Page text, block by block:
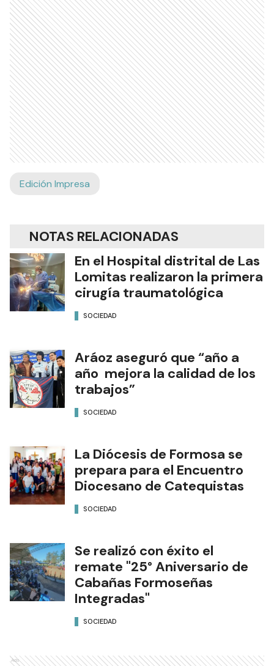
Edición Impresa
NOTAS RELACIONADAS
En el Hospital distrital de Las
Lomitas realizaron la primera
cirugía traumatológica
SOCIEDAD
Aráoz aseguró que “año a
año mejora la calidad de los
trabajos”
SOCIEDAD
La Diócesis de Formosa se
prepara para el Encuentro
Diocesano de Catequistas
SOCIEDAD
Se realizó con éxito el
remate "25° Aniversario de
Cabañas Formoseñas
Integradas"
SOCIEDAD
Ads